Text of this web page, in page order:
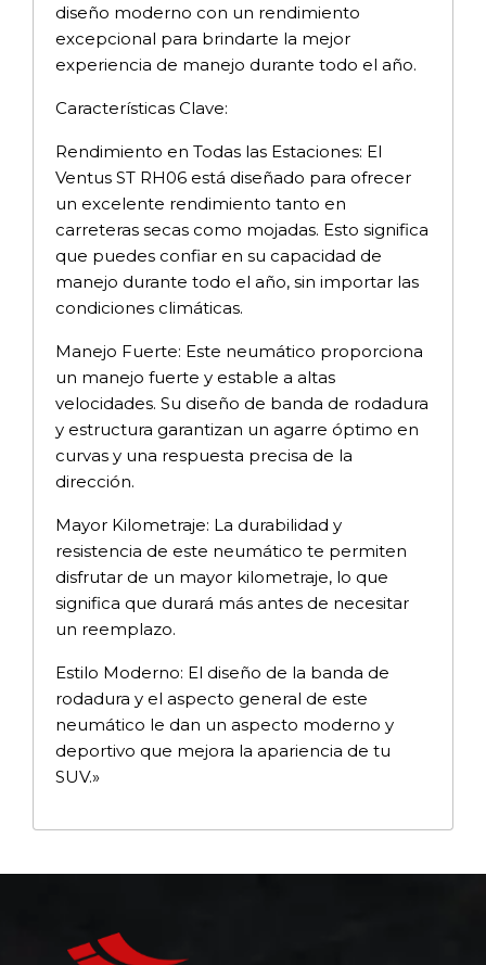
diseño moderno con un rendimiento
excepcional para brindarte la mejor
experiencia de manejo durante todo el año.
Características Clave:
Rendimiento en Todas las Estaciones: El
Ventus ST RH06 está diseñado para ofrecer
un excelente rendimiento tanto en
carreteras secas como mojadas. Esto significa
que puedes confiar en su capacidad de
manejo durante todo el año, sin importar las
condiciones climáticas.
Manejo Fuerte: Este neumático proporciona
un manejo fuerte y estable a altas
velocidades. Su diseño de banda de rodadura
y estructura garantizan un agarre óptimo en
curvas y una respuesta precisa de la
dirección.
Mayor Kilometraje: La durabilidad y
resistencia de este neumático te permiten
disfrutar de un mayor kilometraje, lo que
significa que durará más antes de necesitar
un reemplazo.
Estilo Moderno: El diseño de la banda de
rodadura y el aspecto general de este
neumático le dan un aspecto moderno y
deportivo que mejora la apariencia de tu
SUV.»